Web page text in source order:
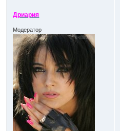
Дриария
Модератор